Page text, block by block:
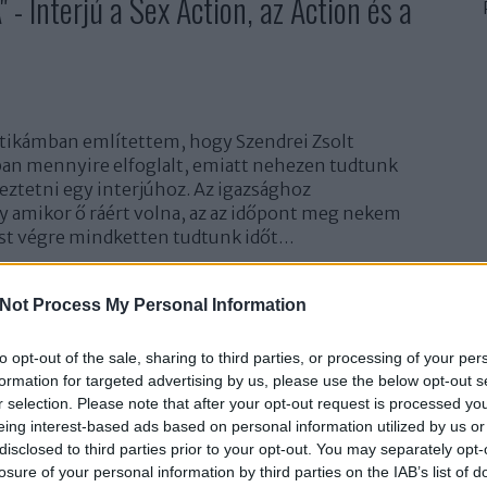
Process My Personal Information
opt-out of the sale, sharing to third parties, or processing of your
for targeted advertising by us, please use the below opt-out
selection. Please note that after your opt-out request is processed
interest-based ads based on personal information utilized by us
to third parties prior to your opt-out. You may separately
of your personal information by third parties on the IAB’s list of
említettem, hogy Szendrei Zsolt
mennyire elfoglalt, emiatt nehezen tudtunk
egy interjúhoz. Az igazsághoz
amikor ő ráért volna, az az időpont meg nekem
végre mindketten tudtunk időt…
1 komment
Interjú ZORALL ACTION SEX ACTION SZENDREY ZSOLT SZASZA